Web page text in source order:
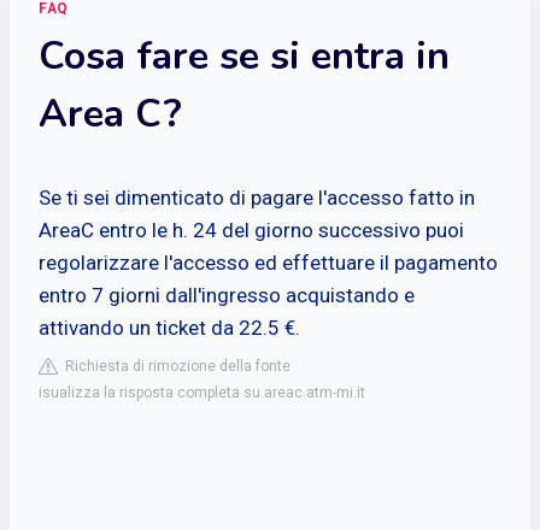
FAQ
Cosa fare se si entra in
Area C?
Se ti sei dimenticato di pagare l'accesso fatto in
AreaC entro le h. 24 del giorno successivo puoi
regolarizzare l'accesso ed effettuare il pagamento
entro 7 giorni dall'ingresso acquistando e
attivando un ticket da 22.5 €.
Richiesta di rimozione della fonte
isualizza la risposta completa su areac.atm-mi.it